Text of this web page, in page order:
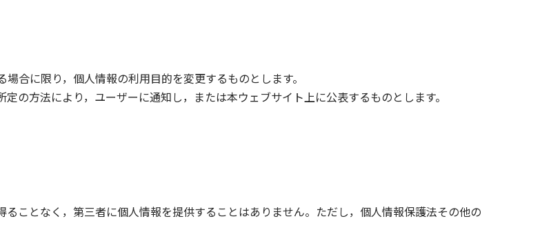
合に限り，個人情報の利用目的を変更するものとします。
の方法により，ユーザーに通知し，または本ウェブサイト上に公表するものとします。
ことなく，第三者に個人情報を提供することはありません。ただし，個人情報保護法その他の